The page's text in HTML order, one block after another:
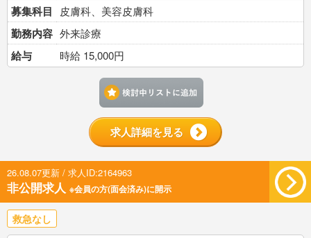
募集科目 皮膚科、美容皮膚科
勤務内容 外来診療
給与 時給 15,000円
求人詳細を見る
26.08.07更新 / 求人ID:2164963
非公開求人 ※会員の方(面会済み)に開示
救急なし